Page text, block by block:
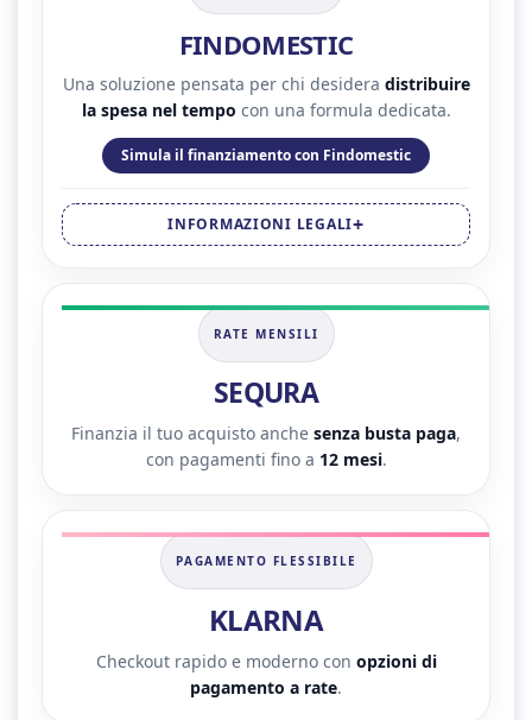
FINDOMESTIC
Una soluzione pensata per chi desidera distribuire
la spesa nel tempo con una formula dedicata.
Simula il finanziamento con Findomestic
INFORMAZIONI LEGALI
RATE MENSILI
SEQURA
Finanzia il tuo acquisto anche senza busta paga,
con pagamenti fino a 12 mesi.
PAGAMENTO FLESSIBILE
KLARNA
Checkout rapido e moderno con opzioni di
pagamento a rate.